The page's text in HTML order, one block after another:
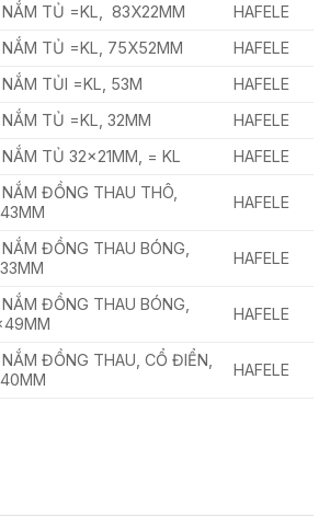
NẮM TỦ =KL, 83X22MM
HAFELE
NẮM TỦ =KL, 75X52MM
HAFELE
NẮM TỦI =KL, 53M
HAFELE
NẮM TỦ =KL, 32MM
HAFELE
NẮM TỦ 32x21MM, = KL HAFELE
NẮM ĐỒNG THAU THÔ,
HAFELE
NẮM ĐỒNG THAU BÓNG,
HAFELE
NẮM ĐỒNG THAU BÓNG,
HAFELE
NẮM ĐỒNG THAU, CỔ ĐIỂN,
HAFELE